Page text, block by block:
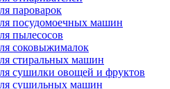
пароварок
посудомоечных машин
пылесосов
соковыжималок
стиральных машин
сушилки овощей и фруктов
сушильных машин